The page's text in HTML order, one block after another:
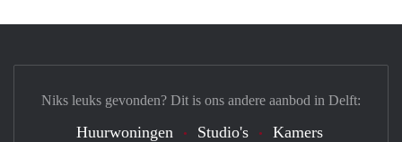
Niks leuks gevonden? Dit is ons andere aanbod in Delft:
Huurwoningen Studio's Kamers